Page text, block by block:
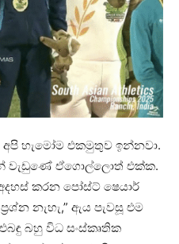
අපි හැමෝම එකමුතුව ඉන්නවා.
වැඩුණේ ඒගොල්ලොත් එක්ක.
කරන පෝස්ට් ෂෙයාර්
නැහැ,” ඇය පැවසූ එම
බහු විධ සංස්කෘතික